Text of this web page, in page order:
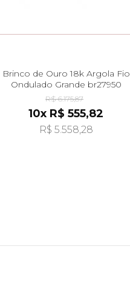
Brinco de Ouro 18k Argola Fio
Ondulado Grande br27950
R$ 6.175,87
10x R$ 555,82
R$ 5.558,28